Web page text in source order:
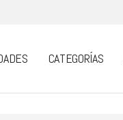
CATEGORÍAS